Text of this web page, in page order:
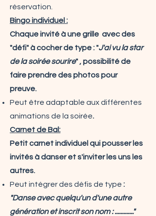
réservation.
Bingo individuel :
Chaque invité à une grille avec des
"défi" à cocher de type : "J'ai vu la star
de la soirée sourire" , possibilité de
faire prendre des photos pour
preuve.
Peut être adaptable aux différentes
animations de la soirée.
Carnet de Bal:
Petit carnet individuel qui pousser les
invités à danser et s'inviter les uns les
autres.
Peut intégrer des défis de type :
"Danse avec quelqu'un d'une autre
génération et inscrit son nom : ............."